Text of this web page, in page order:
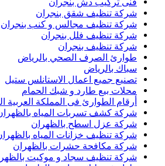
فنى تركيب دش بنجران
شركة تنظيف شقق بنجران
شركة تنظيف مجالس و كنب بنجران
شركة تنظيف فلل بنجران
شركة تنظيف بنجران
طوارئ الصرف الصحي بالرياض
سباك بالرياض
تصنيع جميع اعمال الاستانلس ستيل
محلات بيع طارد و شبك الحمام
أرقام الطوارئ فى المملكة العربية
شركة كشف تسربات المياه
شركة عزل اسطح بالظهران
شركة تنظيف خزانات المياه
شركة مكافحة حشرات بالظهران
شركة تنظيف سجاد و موكيت